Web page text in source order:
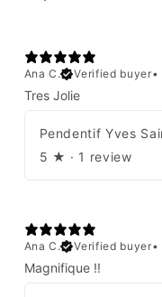
Ana C.
Verified buyer•
Tres Jolie
5 ★ · 1 review
Ana C.
Verified buyer•
Magnifique !!